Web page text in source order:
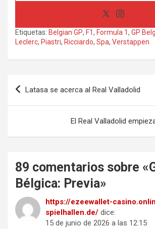
Etiquetas: Belgian GP, F1, Formula 1, GP
Leclerc, Piastri, Ricciardo, Spa, Verstappen
Navegación
de
Latasa se acerca al Real Valladolid
El Real Valladolid
89 comentarios sobre «
Bélgica: Previa»
https://ezeewallet-
spielhallen.de/ dice:
15 de junio de 2026 a las 12:15